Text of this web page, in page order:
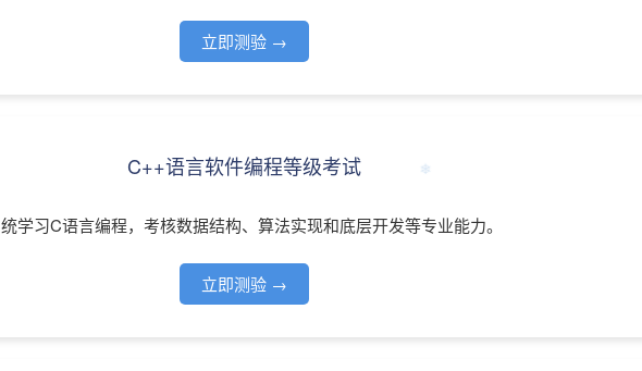
立即测验 →
C++语言软件编程等级考试
学习C语言编程，考核数据结构、算法实现和底层开发等专业能力。
立即测验 →